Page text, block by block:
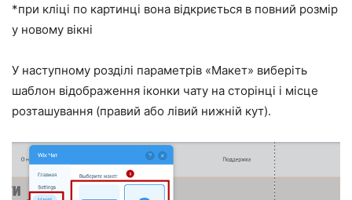
*при кліці по картинці вона відкриється в повний розмір
у новому вікні
У наступному розділі параметрів «Макет» виберіть
шаблон відображення іконки чату на сторінці і місце
розташування (правий або лівий нижній кут).